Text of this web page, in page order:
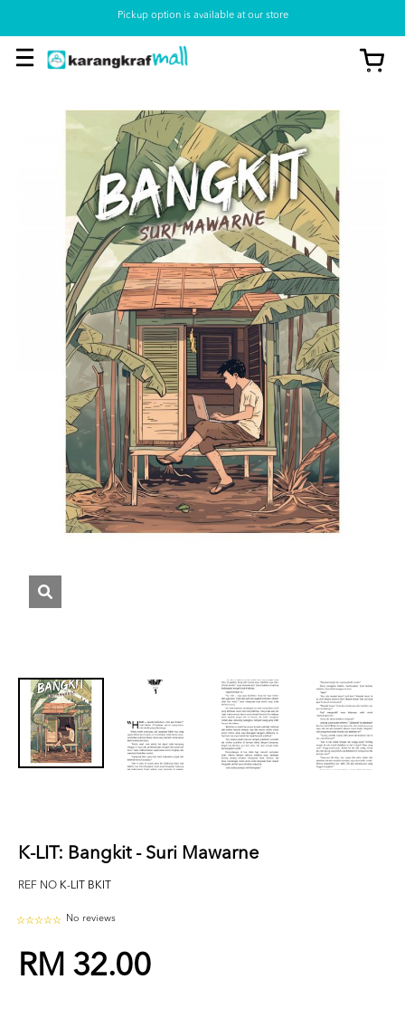
Pickup option is available at our store
K-LIT: Bangkit - Suri Mawarne
REF NO K-LIT BKIT
No reviews
RM 32.00